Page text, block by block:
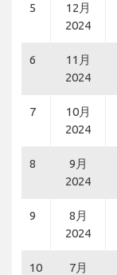
5
12月
2024
6
11月
2024
7
10月
2024
8
9月
2024
9
8月
2024
10
7月